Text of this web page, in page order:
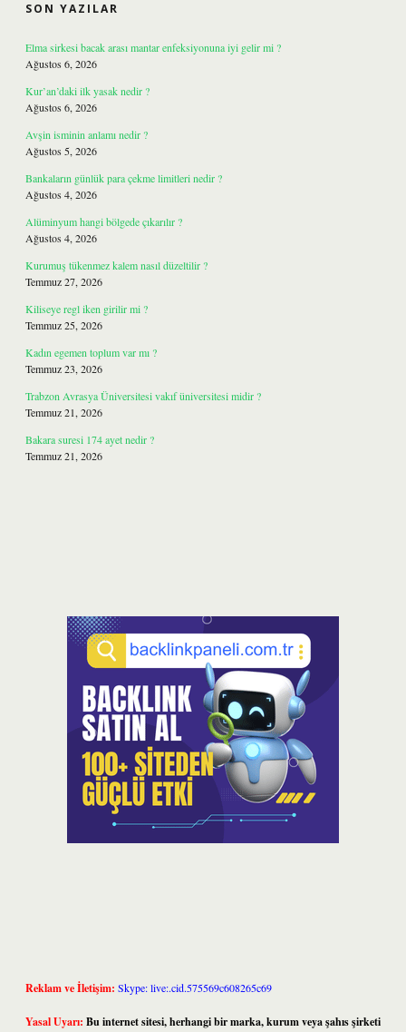
SON YAZILAR
Elma sirkesi bacak arası mantar enfeksiyonuna iyi gelir mi ?
Ağustos 6, 2026
Kur’an’daki ilk yasak nedir ?
Ağustos 6, 2026
Avşin isminin anlamı nedir ?
Ağustos 5, 2026
Bankaların günlük para çekme limitleri nedir ?
Ağustos 4, 2026
Alüminyum hangi bölgede çıkarılır ?
Ağustos 4, 2026
Kurumuş tükenmez kalem nasıl düzeltilir ?
Temmuz 27, 2026
Kiliseye regl iken girilir mi ?
Temmuz 25, 2026
Kadın egemen toplum var mı ?
Temmuz 23, 2026
Trabzon Avrasya Üniversitesi vakıf üniversitesi midir ?
Temmuz 21, 2026
Bakara suresi 174 ayet nedir ?
Temmuz 21, 2026
Reklam ve İletişim: Skype: live:.cid.575569c608265c69
Yasal Uyarı: Bu internet sitesi, herhangi bir marka, kurum veya şahıs şirketi